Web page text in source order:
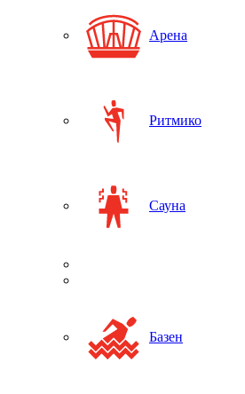
Арена
Ритмико
Сауна
Базен